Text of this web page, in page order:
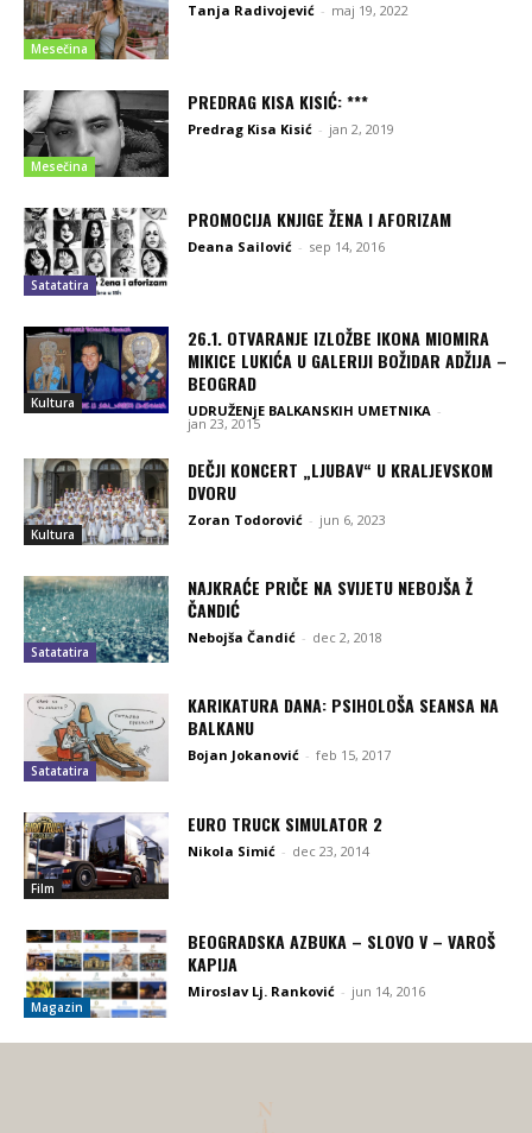
Mesečina
Tanja Radivojević - maj 19, 2022
Mesečina
PREDRAG KISA KISIĆ: ***
Predrag Kisa Kisić - jan 2, 2019
Satatatira
PROMOCIJA KNJIGE ŽENA I AFORIZAM
Deana Sailović - sep 14, 2016
Kultura
26.1. OTVARANJE IZLOŽBE IKONA MIOMIRA
MIKICE LUKIĆA U GALERIJI BOŽIDAR ADŽIJA –
BEOGRAD
UDRUŽENjE BALKANSKIH UMETNIKA -
jan 23, 2015
Kultura
DEČJI KONCERT „LJUBAV“ U KRALJEVSKOM
DVORU
Zoran Todorović - jun 6, 2023
Satatatira
NAJKRAĆE PRIČE NA SVIJETU NEBOJŠA Ž
ČANDIĆ
Nebojša Čandić - dec 2, 2018
Satatatira
KARIKATURA DANA: PSIHOLOŠA SEANSA NA
BALKANU
Bojan Jokanović - feb 15, 2017
Film
EURO TRUCK SIMULATOR 2
Nikola Simić - dec 23, 2014
Magazin
BEOGRADSKA AZBUKA – SLOVO V – VAROŠ
KAPIJA
Miroslav Lj. Ranković - jun 14, 2016